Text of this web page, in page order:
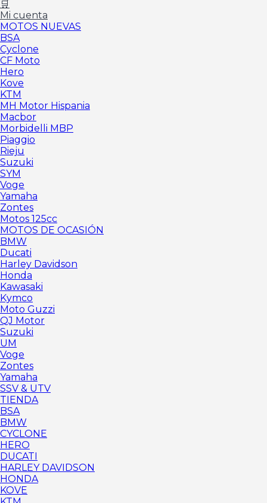
🛒
Mi cuenta
MOTOS NUEVAS
BSA
Cyclone
CF Moto
Hero
Kove
KTM
MH Motor Hispania
Macbor
Morbidelli MBP
Piaggio
Rieju
Suzuki
SYM
Voge
Yamaha
Zontes
Motos 125cc
MOTOS DE OCASIÓN
BMW
Ducati
Harley Davidson
Honda
Kawasaki
Kymco
Moto Guzzi
QJ Motor
Suzuki
UM
Voge
Zontes
Yamaha
SSV & UTV
TIENDA
BSA
BMW
CYCLONE
HERO
DUCATI
HARLEY DAVIDSON
HONDA
KOVE